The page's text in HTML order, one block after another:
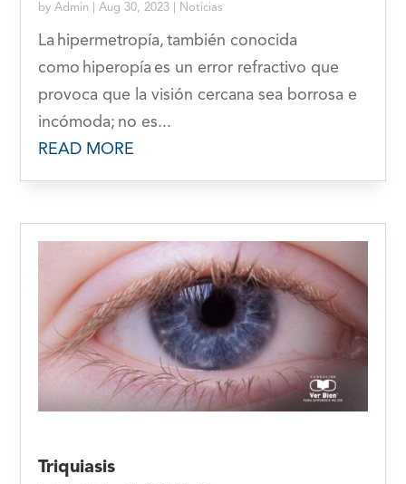
byAdmin |Aug 30, 2023 Noticias
La hipermetropía, también conocida
como hiperopía es un error refractivo que
provoca que la visión cercana sea borrosa e
incómoda; no es...
READ MORE
Triquiasis